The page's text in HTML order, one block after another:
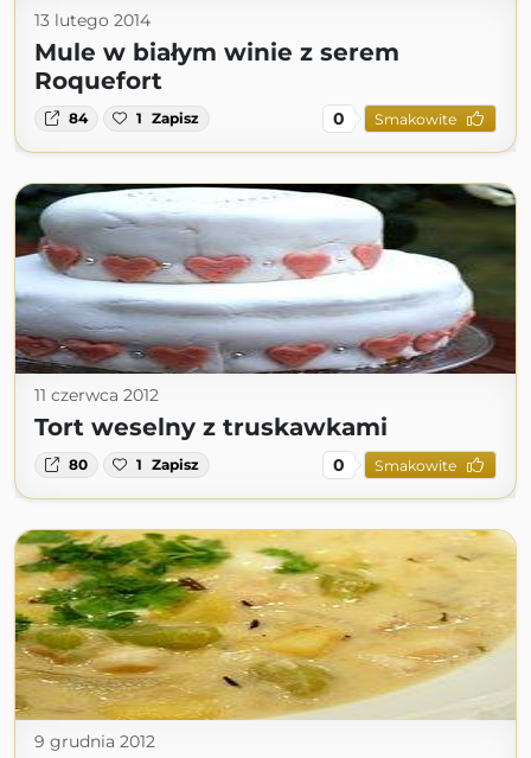
13 lutego 2014
Mule w białym winie z serem
Roquefort
84 1 Zapisz 0 Smakowite
11 czerwca 2012
Tort weselny z truskawkami
80 1 Zapisz 0 Smakowite
9 grudnia 2012